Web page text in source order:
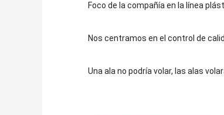
Foco de la compañía en la línea
Nos centramos en el control de
Una ala no podría volar, las alas